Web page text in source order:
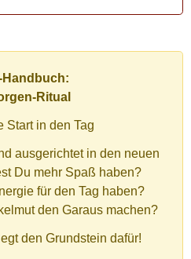
Handbuch:
Ritual
Start in den Tag
ausgerichtet in den neuen
Du mehr Spaß haben?
für den Tag haben?
den Garaus machen?
den Grundstein dafür!